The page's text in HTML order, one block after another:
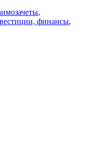
,
финансы,